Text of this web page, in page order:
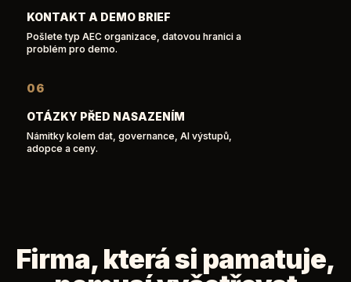
KONTAKT A DEMO BRIEF
Pošlete typ AEC organizace, datovou hranici a
problém pro demo.
06
OTÁZKY PŘED NASAZENÍM
Námitky kolem dat, governance, AI výstupů,
adopce a ceny.
Firma, která si pamatuje,